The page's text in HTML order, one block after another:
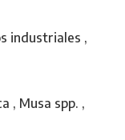
industriales ,
, Musa spp. ,